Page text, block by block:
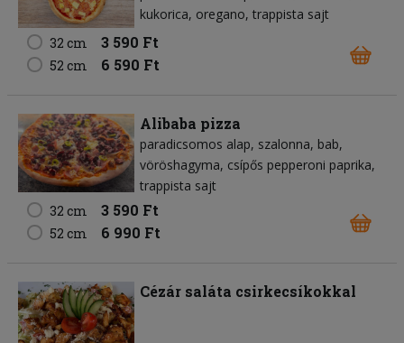
kukorica oregano trappista sajt
32 cm
3 590 Ft
52 cm 6 590 Ft
Alibaba pizza
paradicsomos alap szalonna bab
vöröshagyma csípős pepperoni paprika
trappista sajt
32 cm
3 590 Ft
52 cm 6 990 Ft
Cézár saláta csirkecsíkokkal